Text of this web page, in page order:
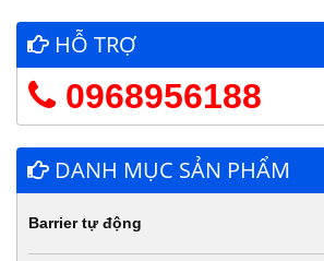
HỖ TRỢ
0968956188
DANH MỤC SẢN PHẨM
Barrier tự động